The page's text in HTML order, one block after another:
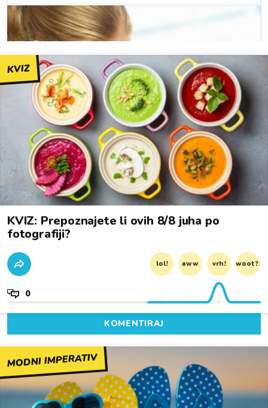
KVIZ
KVIZ: Prepoznajete li ovih 8/8 juha po
fotografiji?
lol! aww vrh! woot?!
0
KOMENTIRAJ
MODNI IMPERATIV